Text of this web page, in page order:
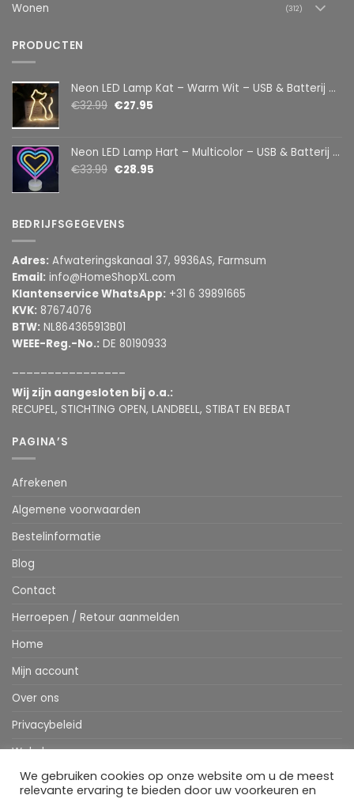
Wonen (312)
PRODUCTEN
Neon LED Lamp Kat – Warm Wit – USB & Batterij – Decoratieve Tafellamp voor Kinderkamer – 28,5 x 24,5 cm
€32.99 €27.95
Neon LED Lamp Hart – Multicolor – USB & Batterij – Hartvormige Sfeerlamp – Kinderkamer & Slaapkamer – 25,2 x 23 cm
€33.99 €28.95
BEDRIJFSGEGEVENS
Adres: Afwateringskanaal 37, 9936AS, Farmsum
Email: info@HomeShopXL.com
Klantenservice WhatsApp: +31 6 39891665
KVK: 87674076
BTW: NL864365913B01
WEEE-Reg.-No.: DE 80190933
Wij zijn aangesloten bij o.a.:
RECUPEL, STICHTING OPEN, LANDBELL, STIBAT EN BEBAT
PAGINA’S
Afrekenen
Algemene voorwaarden
Bestelinformatie
Blog
Contact
Herroepen / Retour aanmelden
Home
Mijn account
Over ons
Privacybeleid
Webshop
Winkelwagen
We gebruiken cookies op onze website om u de meest
relevante ervaring te bieden door uw voorkeuren en